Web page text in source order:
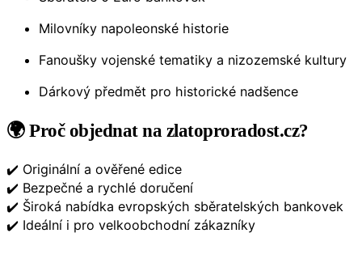
Milovníky napoleonské historie
Fanoušky vojenské tematiky a nizozemské kultury
Dárkový předmět pro historické nadšence
🌍 Proč objednat na zlatoproradost.cz?
✔️ Originální a ověřené edice
✔️ Bezpečné a rychlé doručení
✔️ Široká nabídka evropských sběratelských bankovek
✔️ Ideální i pro velkoobchodní zákazníky